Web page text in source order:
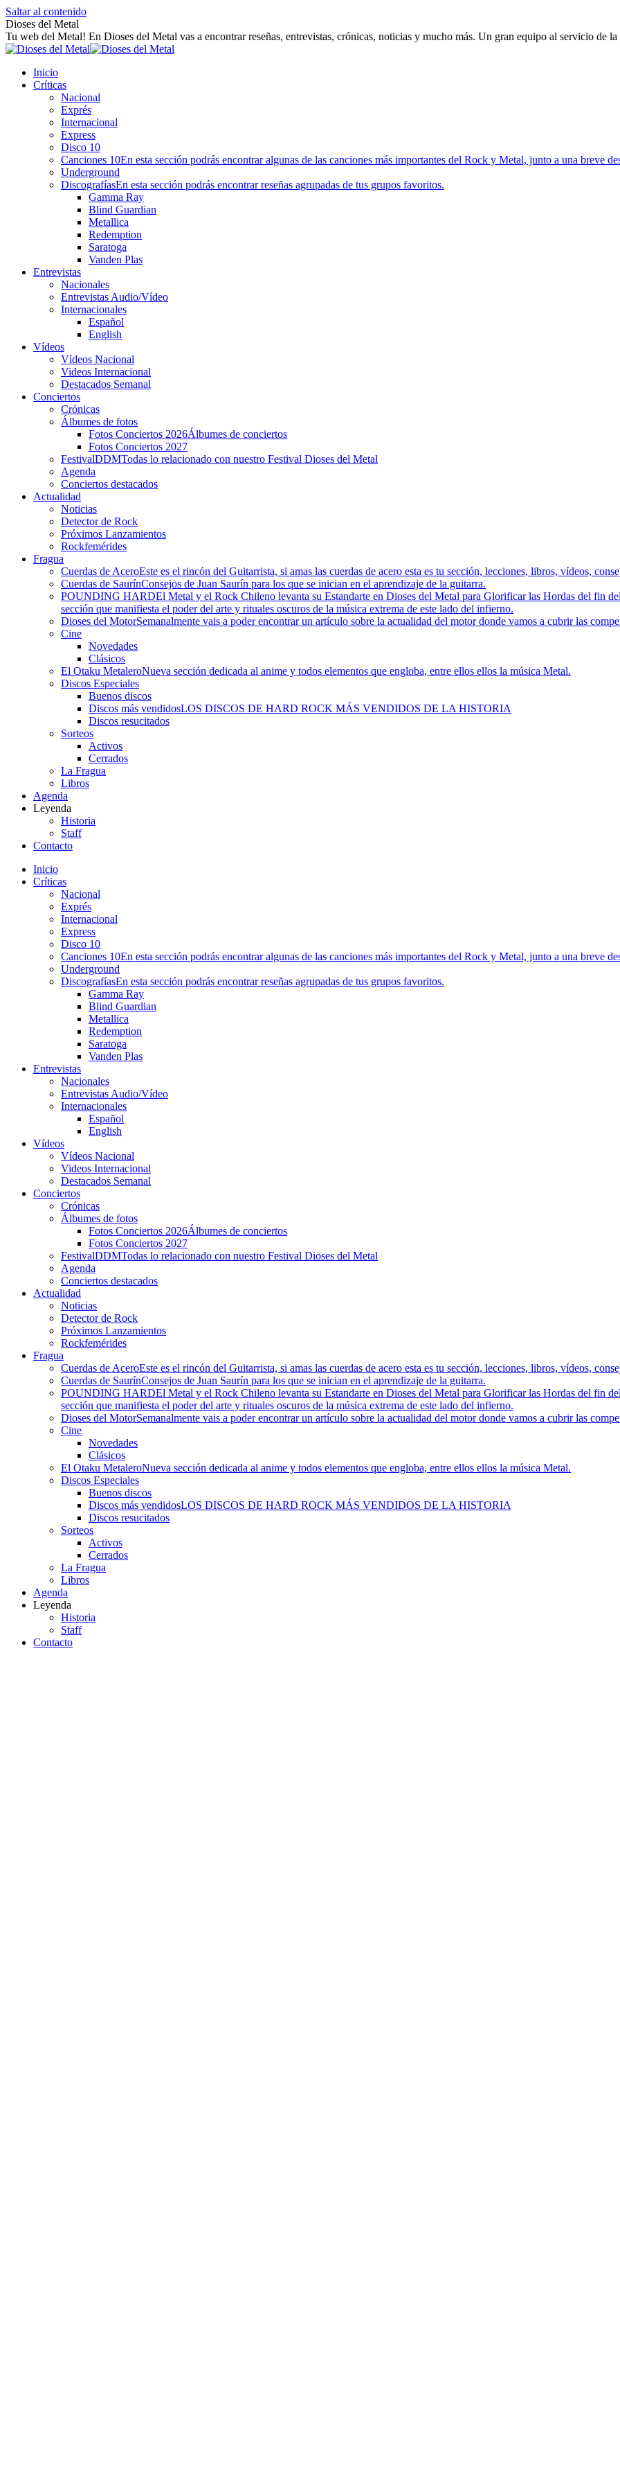
Saltar al contenido
Dioses del Metal
Tu web del Metal! En Dioses del Metal vas a encontrar reseñas, entrevistas, crónicas, noticias y mucho más. Un gran equipo al servicio de la
Inicio
Críticas
Nacional
Exprés
Internacional
Express
Disco 10
Canciones 10En esta sección podrás encontrar algunas de las canciones más importantes del Rock y Metal, junto a una breve
Underground
DiscografíasEn esta sección podrás encontrar reseñas agrupadas de tus grupos favoritos.
Gamma Ray
Blind Guardian
Metallica
Redemption
Saratoga
Vanden Plas
Entrevistas
Nacionales
Entrevistas Audio/Vídeo
Internacionales
Español
English
Vídeos
Vídeos Nacional
Videos Internacional
Destacados Semanal
Conciertos
Crónicas
Álbumes de fotos
Fotos Conciertos 2026Álbumes de conciertos
Fotos Conciertos 2027
FestivalDDMTodas lo relacionado con nuestro Festival Dioses del Metal
Agenda
Conciertos destacados
Actualidad
Noticias
Detector de Rock
Próximos Lanzamientos
Rockfemérides
Fragua
Cuerdas de AceroEste es el rincón del Guitarrista, si amas las cuerdas de acero esta es tu sección, lecciones, libros, vídeos,
Cuerdas de SaurínConsejos de Juan Saurín para los que se inician en el aprendizaje de la guitarra.
POUNDING HARDEl Metal y el Rock Chileno levanta su Estandarte en Dioses del Metal para Glorificar las Hordas del fin
sección que manifiesta el poder del arte y rituales oscuros de la música extrema de este lado del infierno.
Dioses del MotorSemanalmente vais a poder encontrar un artículo sobre la actualidad del motor donde vamos a cubrir las
Cine
Novedades
Clásicos
El Otaku MetaleroNueva sección dedicada al anime y todos elementos que engloba, entre ellos ellos la música Metal.
Discos Especiales
Buenos discos
Discos más vendidosLOS DISCOS DE HARD ROCK MÁS VENDIDOS DE LA HISTORIA
Discos resucitados
Sorteos
Activos
Cerrados
La Fragua
Libros
Agenda
Leyenda
Historia
Staff
Contacto
Inicio
Críticas
Nacional
Exprés
Internacional
Express
Disco 10
Canciones 10En esta sección podrás encontrar algunas de las canciones más importantes del Rock y Metal, junto a una breve
Underground
DiscografíasEn esta sección podrás encontrar reseñas agrupadas de tus grupos favoritos.
Gamma Ray
Blind Guardian
Metallica
Redemption
Saratoga
Vanden Plas
Entrevistas
Nacionales
Entrevistas Audio/Vídeo
Internacionales
Español
English
Vídeos
Vídeos Nacional
Videos Internacional
Destacados Semanal
Conciertos
Crónicas
Álbumes de fotos
Fotos Conciertos 2026Álbumes de conciertos
Fotos Conciertos 2027
FestivalDDMTodas lo relacionado con nuestro Festival Dioses del Metal
Agenda
Conciertos destacados
Actualidad
Noticias
Detector de Rock
Próximos Lanzamientos
Rockfemérides
Fragua
Cuerdas de AceroEste es el rincón del Guitarrista, si amas las cuerdas de acero esta es tu sección, lecciones, libros, vídeos,
Cuerdas de SaurínConsejos de Juan Saurín para los que se inician en el aprendizaje de la guitarra.
POUNDING HARDEl Metal y el Rock Chileno levanta su Estandarte en Dioses del Metal para Glorificar las Hordas del fin
sección que manifiesta el poder del arte y rituales oscuros de la música extrema de este lado del infierno.
Dioses del MotorSemanalmente vais a poder encontrar un artículo sobre la actualidad del motor donde vamos a cubrir las
Cine
Novedades
Clásicos
El Otaku MetaleroNueva sección dedicada al anime y todos elementos que engloba, entre ellos ellos la música Metal.
Discos Especiales
Buenos discos
Discos más vendidosLOS DISCOS DE HARD ROCK MÁS VENDIDOS DE LA HISTORIA
Discos resucitados
Sorteos
Activos
Cerrados
La Fragua
Libros
Agenda
Leyenda
Historia
Staff
Contacto